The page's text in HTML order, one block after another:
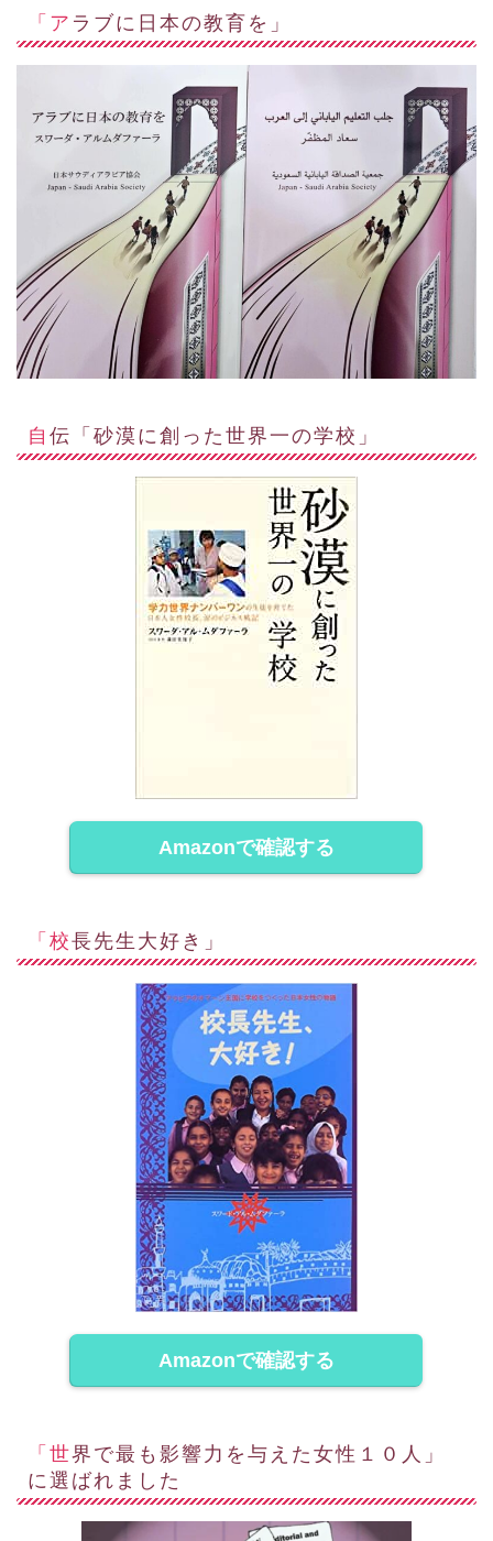
「アラブに日本の教育を」
自伝「砂漠に創った世界一の学校」
Amazonで確認する
「校長先生大好き」
Amazonで確認する
「世界で最も影響力を与えた女性１０人」
に選ばれました